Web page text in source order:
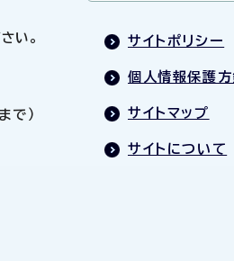
い。
で）
サイトポリシー
個人情報保護方
サイトマップ
サイトについて